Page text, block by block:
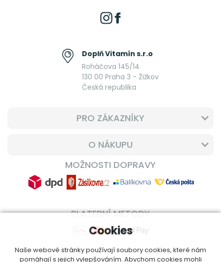
Doplň Vitamín s.r.o
Roháčova 145/14
130 00 Praha 3 - Žižkov
Česká republika
PRO ZÁKAZNÍKY
O NÁKUPU
MOŽNOSTI DOPRAVY
PLATEBNÍ METODY
Cookies
Naše webové stránky používají soubory cookies, které nám
pomáhají s jejich vylepšováním. Abychom cookies mohli